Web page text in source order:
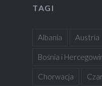
TAGI
Albania Austria
Bośnia i
Chorwacja